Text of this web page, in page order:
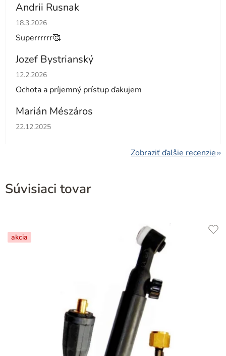
Andrii Rusnak
Hodnotenie obchodu je 5 z 5 hviezdičiek.
18.3.2026
Superrrrrr🥰
Jozef Bystrianský
Hodnotenie obchodu je 5 z 5 hviezdičiek.
12.2.2026
Ochota a príjemný prístup ďakujem
Marián Mészáros
Hodnotenie obchodu je 5 z 5 hviezdičiek.
22.12.2025
Zobraziť ďalšie recenzie
Súvisiaci tovar
akcia